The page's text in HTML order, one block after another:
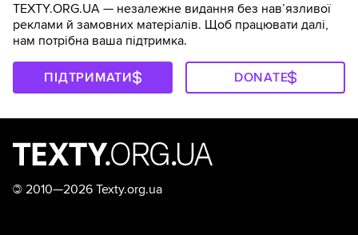
TEXTY.ORG.UA — незалежне видання без навʼязливої
реклами й замовних матеріалів. Щоб працювати далі,
нам потрібна ваша підтримка.
ПІДТРИМАТИ DONATE
© 2010—2026 Texty.org.ua